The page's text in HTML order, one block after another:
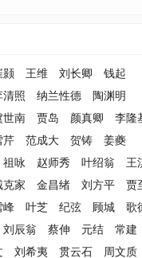
颢 王维 刘长卿
钱起
清照 纳兰性德
陶渊明
世南 贾岛 颜真卿
李隆
芹 范成大 贺铸
姜夔
祖咏 赵师秀 叶绍翁
王
克家 金昌绪 刘方平
贾
峰 叶芝 纪弦 顾城
歌
刘辰翁 蔡伸 元结
常建
刘希夷 贯云石
周文质